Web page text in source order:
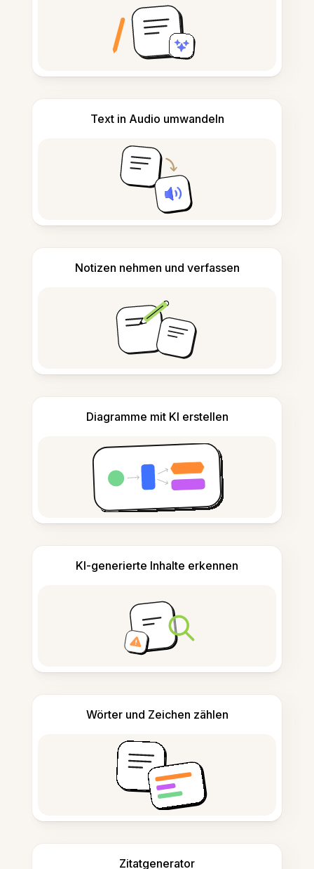
Text in Audio umwandeln
Notizen nehmen und verfassen
Diagramme mit KI erstellen
KI-generierte Inhalte erkennen
Wörter und Zeichen zählen
Zitatgenerator